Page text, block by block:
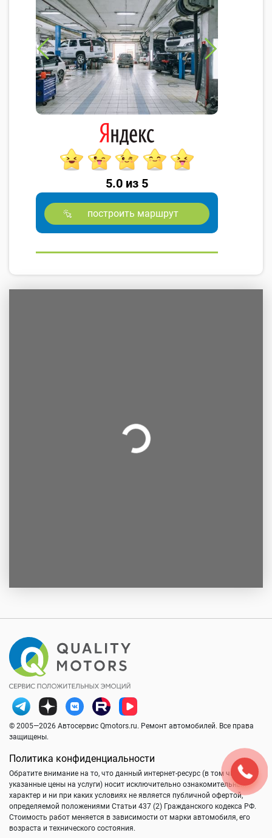
5.0 из 5
построить маршрут
© 2005—2026 Автосервис Qmotors.ru. Ремонт автомобилей. Все права
защищены.
Политика конфиденциальности
Обратите внимание на то, что данный интернет-ресурс (в том числе
указанные цены на услуги) носит исключительно ознакомительный
характер и ни при каких условиях не является публичной офертой,
определяемой положениями Статьи 437 (2) Гражданского кодекса РФ.
Стоимость работ меняется в зависимости от марки автомобиля, его
возраста и технического состояния.